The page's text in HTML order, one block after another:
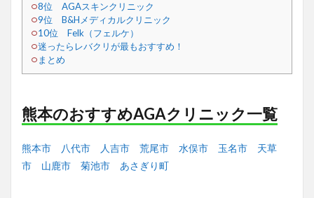
8位 AGAスキンクリニック
9位 B&Hメディカルクリニック
10位 Felk（フェルケ）
迷ったらレバクリが最もおすすめ！
まとめ
熊本のおすすめAGAクリニック一覧
熊本市 八代市 人吉市 荒尾市 水俣市 玉名市
天草
市
山鹿市 菊池市 あさぎり町